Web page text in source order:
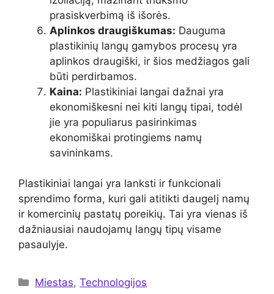
prasiskverbimą iš išorės.
Aplinkos draugiškumas: Dauguma
plastikinių langų gamybos procesų yra
aplinkos draugiški, ir šios medžiagos gali
būti perdirbamos.
Kaina: Plastikiniai langai dažnai yra
ekonomiškesni nei kiti langų tipai, todėl
jie yra populiarus pasirinkimas
ekonomiškai protingiems namų
savininkams.
Plastikiniai langai yra lanksti ir funkcionali
sprendimo forma, kuri gali atitikti daugelį namų
ir komercinių pastatų poreikių. Tai yra vienas iš
dažniausiai naudojamų langų tipų visame
pasaulyje.
Kategorijos
Miestas,Technologijos